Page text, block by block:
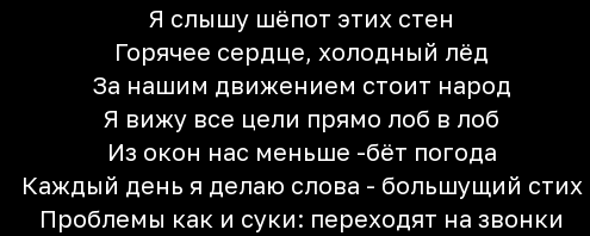
Я слышу шёпот этих стен
Горячее сердце, холодный лёд
За нашим движением стоит народ
Я вижу все цели прямо лоб в лоб
Из окон нас меньше -бёт погода
Каждый день я делаю слова - большущий стих
Проблемы как и суки: переходят на звонки